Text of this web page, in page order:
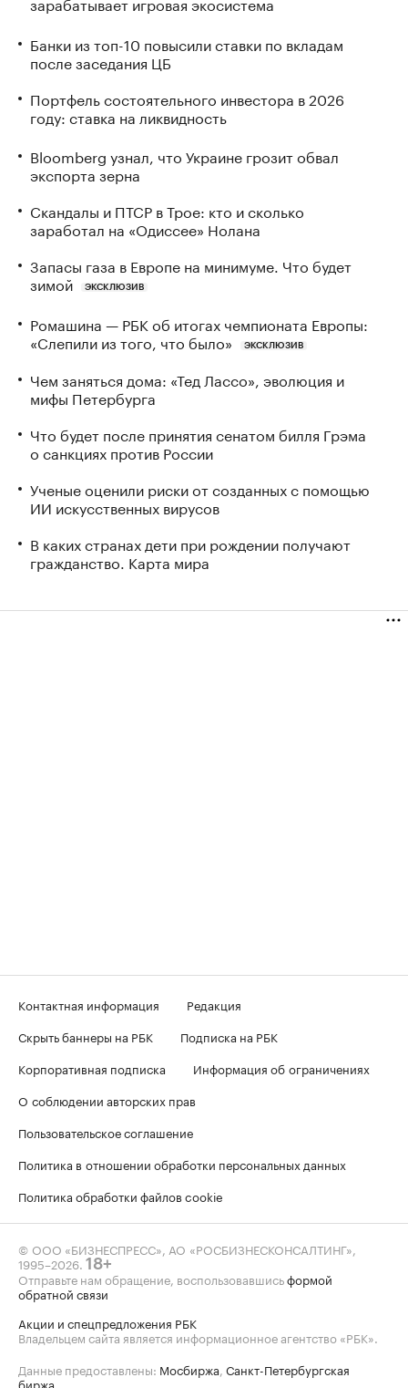
Банки из топ-10 повысили ставки по вкладам
после заседания ЦБ
Портфель состоятельного инвестора в 2026
году: ставка на ликвидность
Bloomberg узнал, что Украине грозит обвал
экспорта зерна
Скандалы и ПТСР в Трое: кто и сколько
заработал на «Одиссее» Нолана
Запасы газа в Европе на минимуме. Что будет
зимой
ЭКСКЛЮЗИВ
Ромашина — РБК об итогах чемпионата Европы:
«Слепили из того, что было»
ЭКСКЛЮЗИВ
Чем заняться дома: «Тед Лассо», эволюция и
мифы Петербурга
Что будет после принятия сенатом билля Грэма
о санкциях против России
Ученые оценили риски от созданных с помощью
ИИ искусственных вирусов
В каких странах дети при рождении получают
гражданство. Карта мира
Контактная информация
Редакция
Скрыть баннеры на РБК
Подписка на РБК
Корпоративная подписка
Информация об ограничениях
О соблюдении авторских прав
Пользовательское соглашение
Политика в отношении обработки персональных данных
Политика обработки файлов cookie
© ООО «БИЗНЕСПРЕСС», АО «РОСБИЗНЕСКОНСАЛТИНГ»,
1995–2026. 18+
Отправьте нам обращение, воспользовавшисьформой
обратной связи
Акции и спецпредложения РБК
Владельцем сайта является информационное агентство «РБК».
Данные предоставлены: Мосбиржа, Санкт-Петербургская
биржа